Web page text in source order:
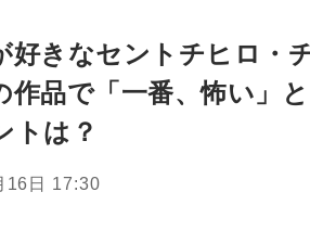
好きなセントチヒロ・
作品で「一番、怖い」と
トは？
16日 17:30